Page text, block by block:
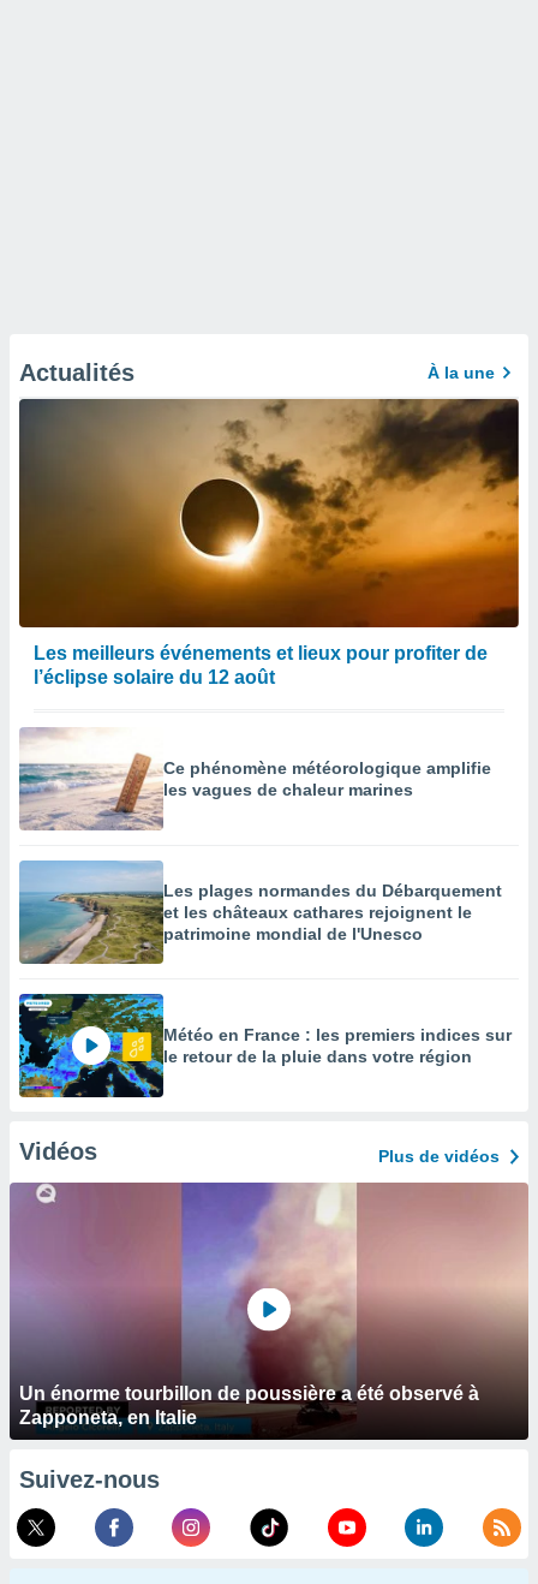
Actualités À la une
Les meilleurs événements et lieux pour profiter de
l’éclipse solaire du 12 août
Ce phénomène météorologique amplifie
les vagues de chaleur marines
Les plages normandes du Débarquement
et les châteaux cathares rejoignent le
patrimoine mondial de l'Unesco
Météo en France : les premiers indices sur
le retour de la pluie dans votre région
Vidéos Plus de vidéos
Un énorme tourbillon de poussière a été observé à
Zapponeta, en Italie
Suivez-nous